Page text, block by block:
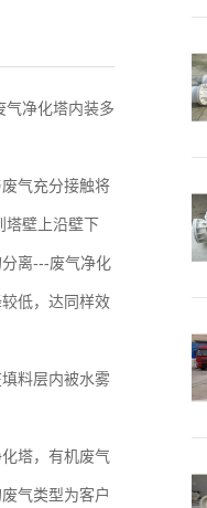
气净化塔内装多
气充分接触将
塔壁上沿壁下
离---废气净化
低，达同样效
料层内被水雾
塔，有机废气
气类型为客户